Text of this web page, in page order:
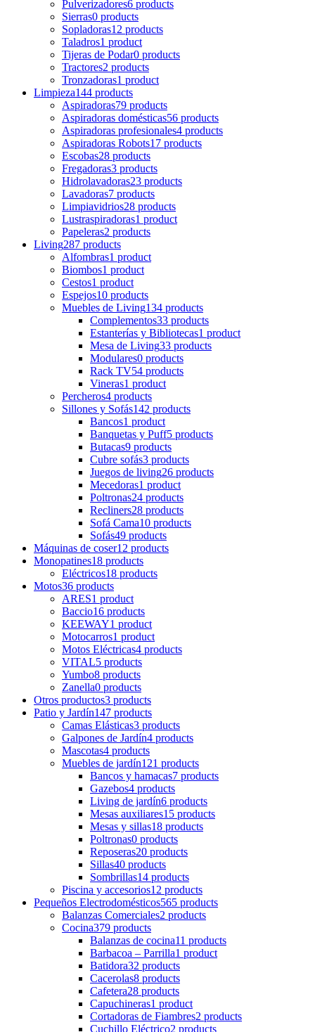
Pulverizadores6 products
Sierras0 products
Sopladoras12 products
Taladros1 product
Tijeras de Podar0 products
Tractores2 products
Tronzadoras1 product
Limpieza144 products
Aspiradoras79 products
Aspiradoras domésticas56 products
Aspiradoras profesionales4 products
Aspiradoras Robots17 products
Escobas28 products
Fregadoras3 products
Hidrolavadoras23 products
Lavadoras7 products
Limpiavidrios28 products
Lustraspiradoras1 product
Papeleras2 products
Living287 products
Alfombras1 product
Biombos1 product
Cestos1 product
Espejos10 products
Muebles de Living134 products
Complementos33 products
Estanterías y Bibliotecas1 product
Mesa de Living33 products
Modulares0 products
Rack TV54 products
Vineras1 product
Percheros4 products
Sillones y Sofás142 products
Bancos1 product
Banquetas y Puff5 products
Butacas9 products
Cubre sofás3 products
Juegos de living26 products
Mecedoras1 product
Poltronas24 products
Recliners28 products
Sofá Cama10 products
Sofás49 products
Máquinas de coser12 products
Monopatines18 products
Eléctricos18 products
Motos36 products
ARES1 product
Baccio16 products
KEEWAY1 product
Motocarros1 product
Motos Eléctricas4 products
VITAL5 products
Yumbo8 products
Zanella0 products
Otros productos3 products
Patio y Jardín147 products
Camas Elásticas3 products
Galpones de Jardín4 products
Mascotas4 products
Muebles de jardín121 products
Bancos y hamacas7 products
Gazebos4 products
Living de jardín6 products
Mesas auxiliares15 products
Mesas y sillas18 products
Poltronas0 products
Reposeras20 products
Sillas40 products
Sombrillas14 products
Piscina y accesorios12 products
Pequeños Electrodomésticos565 products
Balanzas Comerciales2 products
Cocina379 products
Balanzas de cocina11 products
Barbacoa – Parrilla1 product
Batidora32 products
Cacerolas8 products
Cafetera28 products
Capuchineras1 product
Cortadoras de Fiambres2 products
Cuchillo Eléctrico2 products